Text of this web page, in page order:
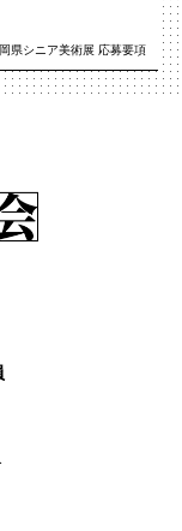
県シニア美術展 応募要項